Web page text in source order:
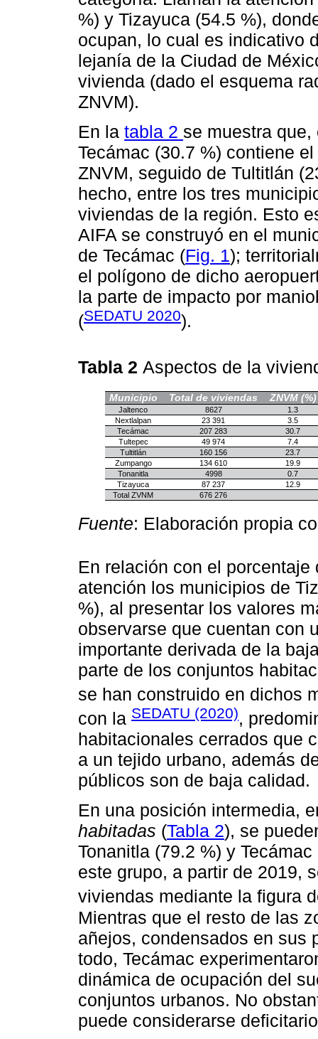
%) y Tizayuca (54.5 %),
ocupan, lo cual es indicativo
lejanía de la Ciudad de
vivienda (dado el esquema
ZNVM).
En la tabla 2 se muestra
Tecámac (30.7 %) contiene
ZNVM, seguido de Tultitlán
hecho, entre los tres
viviendas de la región. Esto
AIFA se construyó en el
de Tecámac (Fig. 1);
el polígono de dicho
la parte de impacto por
(SEDATU 2020).
Tabla 2 Aspectos de la
Municipio Total de viviendas ZNVM (%)
Jaltenco 8627
1.3
Nextlalpan
23 391
3.5
Tecámac
207 283
30.7
Tultepec
49 974
7.4
Tultitlán
160 156
23.7
Zumpango
134 610
19.9
Tonanitla
4998
0.7
Tizayuca
87 237
12.9
Total ZVNM
676 276
Fuente: Elaboración propia
En relación con el
atención los municipios de
%), al presentar los valores
observarse que cuentan con
importante derivada de la
parte de los conjuntos
se han construido en dichos
con la SEDATU (2020),
habitacionales cerrados que
a un tejido urbano, además
públicos son de baja calidad.
En una posición intermedia,
habitadas (Tabla 2), se
Tonanitla (79.2 %) y
este grupo, a partir de 2019,
viviendas mediante la figura
Mientras que el resto de las
añejos, condensados en sus
todo, Tecámac
dinámica de ocupación del
conjuntos urbanos. No
puede considerarse